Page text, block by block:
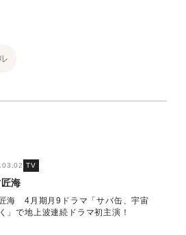
TV
海
海 4月期月9ドラマ「サバ缶、宇宙
」で地上波連続ドラマ初主演！